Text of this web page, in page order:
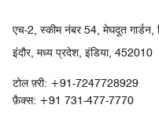
एच-2, स्कीम नंबर 54, मेघदूत गार्डन,
इंदौर, मध्य प्रदेश, इंडिया, 452010
टोल फ़्री: +91-7247728929
फ़ैक्स: +91 731-477-7770